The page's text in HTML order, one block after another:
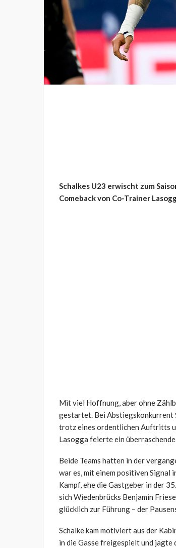
Schalkes U23 erwischt zum
Comeback von Co-Trainer
Mit viel Hoffnung, aber ohne
gestartet. Bei Abstiegskonkurrent
trotz eines ordentlichen Auftritts
Lasogga feierte ein
Beide Teams hatten in der
war es, mit einem positiven Signal
Kampf, ehe die Gastgeber in der
sich Wiedenbrücks Benjamin
glücklich zur Führung – der
Schalke kam motiviert aus der
in die Gasse freigespielt und jagte